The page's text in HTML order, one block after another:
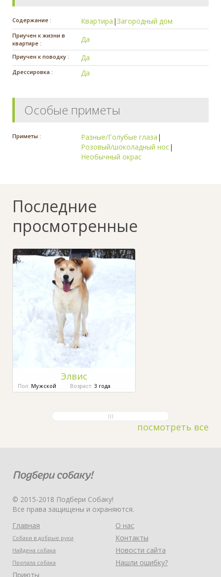
Содержание : Квартира |Загородный дом
Приучен к жизни в
квартире :
Да
Приучен к поводку : Да
Дрессировка : Да
Особые приметы
Приметы : Разные/Голубые глаза |
Розовый/шоколадный нос|
Необычный окрас
Последние
просмотренные
Элвис
Пол: Мужской Возраст: 3 года
посмотреть все
© 2015-2018 Подбери Собаку!
Все права защищены и охраняются.
Главная
Собаки в добрые руки
Найдена собака
Пропала собака
Приюты
О нас
Контакты
Новости сайта
Нашли ошибку?